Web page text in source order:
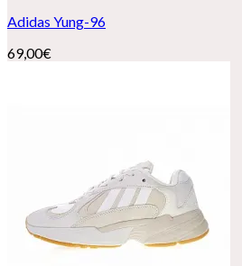
Adidas Yung-96
69,00€